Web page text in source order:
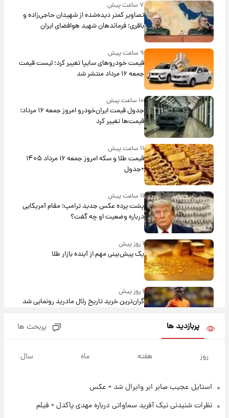
۷ ساعت پیش
تصاویر کمتر دیده‌شده از شهیدان حاجی‌زاده و
باقری؛ فرماندهان شهید هوافضای ایران
۹ ساعت پیش
قیمت خودروهای سایپا تغییر کرد؛ لیست قیمت
جمعه ۱۶ مرداد منتشر شد
۱۰ ساعت پیش
جدول قیمت ایران‌خودرو امروز جمعه ۱۶ مرداد؛
قیمت‌ها تغییر کرد
۱۱ ساعت پیش
قیمت طلا و سکه امروز جمعه ۱۶ مرداد ۱۴۰۵
+جدول
۱۱ ساعت پیش
پشت پرده عکس جدید ترامپ؛ مقام آمریکایی
درباره وضعیت او چه گفت؟
۱ روز پیش
یک پیش‌بینی مهم از آینده بازار طلا
۱ روز پیش
گران‌ترین خرید تاریخ رئال مادرید رونمایی شد
روزها پربارش‌تر خواهند بود؟
۱ روز پیش
شد؛ تیکدری، محبی و سرگیف با اعداد ویژه
پربازدید ها پربحث ها
روز هفته ماه سال
استایل عجیب صابر ابر وایرال شد + عکس
نظرات شنیدنی نیک آفرید سماواتی درباره مهدی پاکدل + فیلم